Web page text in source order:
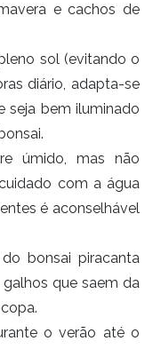
e cachos de
sol (evitando o
diário, adapta-se
seja bem iluminado
úmido, mas não
com a água
é aconselhável
bonsai piracanta
que saem da
o verão até o